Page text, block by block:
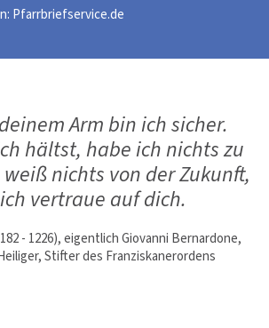
Pfarrbriefservice.de
Arm bin ich sicher.
hältst, habe ich nichts zu
nichts von der Zukunft,
vertraue auf dich.
- 1226), eigentlich Giovanni Bernardone,
Stifter des Franziskanerordens